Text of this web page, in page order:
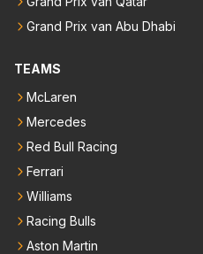
Grand Prix van Abu Dhabi
TEAMS
McLaren
Mercedes
Red Bull Racing
Ferrari
Williams
Racing Bulls
Aston Martin